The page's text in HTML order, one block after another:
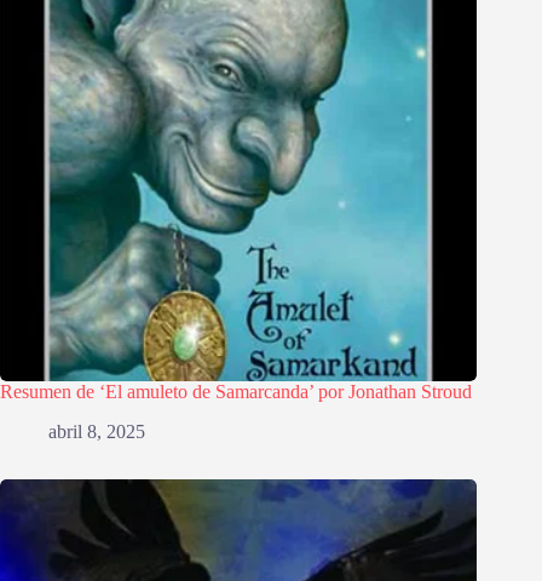
Resumen de ‘El amuleto de Samarcanda’ por Jonathan Stroud
abril 8, 2025